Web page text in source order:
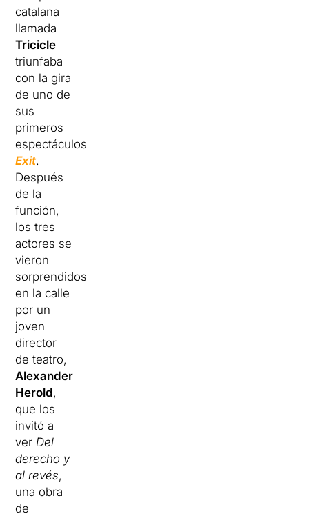
catalana
llamada
Tricicle
triunfaba
con la gira
de uno de
sus
primeros
espectáculos
Exit.
Después
de la
función,
los tres
actores se
vieron
sorprendidos
en la calle
por un
joven
director
de teatro,
Alexander
Herold,
que los
invitó a
ver Del
derecho y
al revés,
una obra
de